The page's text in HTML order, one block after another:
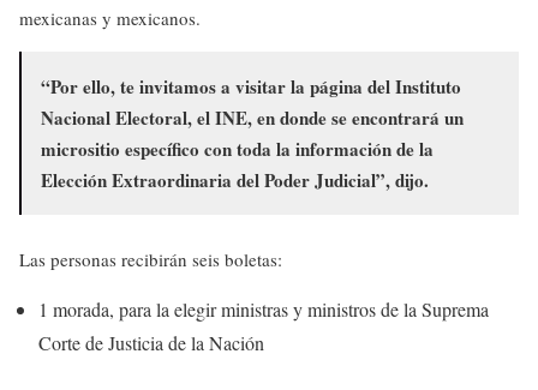
mexicanas y mexicanos.
“Por ello, te invitamos a visitar la página del Instituto
Nacional Electoral, el INE, en donde se encontrará un
micrositio específico con toda la información de la
Elección Extraordinaria del Poder Judicial”, dijo.
Las personas recibirán seis boletas:
1 morada, para la elegir ministras y ministros de la Suprema
Corte de Justicia de la Nación